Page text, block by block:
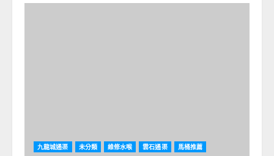
九龍城通渠 未分類 維修水喉 雲石通渠 馬桶推薦